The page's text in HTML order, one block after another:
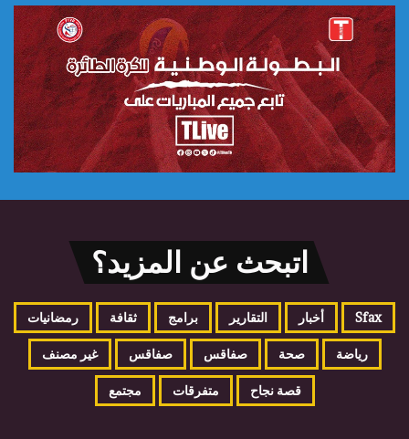
اتبحث عن المزيد؟
Sfax أخبار التقارير برامج ثقافة رمضانيات
رياضة صحة صفاقس صفاقس غير مصنف
قصة نجاح متفرقات مجتمع